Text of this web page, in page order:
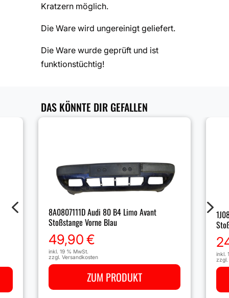
Kratzern möglich.
Die Ware wird ungereinigt geliefert.
Die Ware wurde geprüft und ist
funktionstüchtig!
DAS KÖNNTE DIR GEFALLEN
8A0807111D Audi 80 B4 Limo Avant
Stoßstange Vorne Blau
49,90€
inkl. 19 % MwSt.
zzgl. Versandkosten
ZUM PRODUKT
inkl.
zzgl.
4 5